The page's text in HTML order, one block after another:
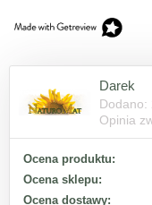
Darek
Dodano:
Opinia
Ocena produktu:
Ocena sklepu:
Ocena dostawy: